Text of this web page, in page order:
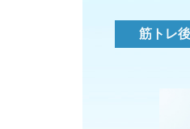
筋トレ後